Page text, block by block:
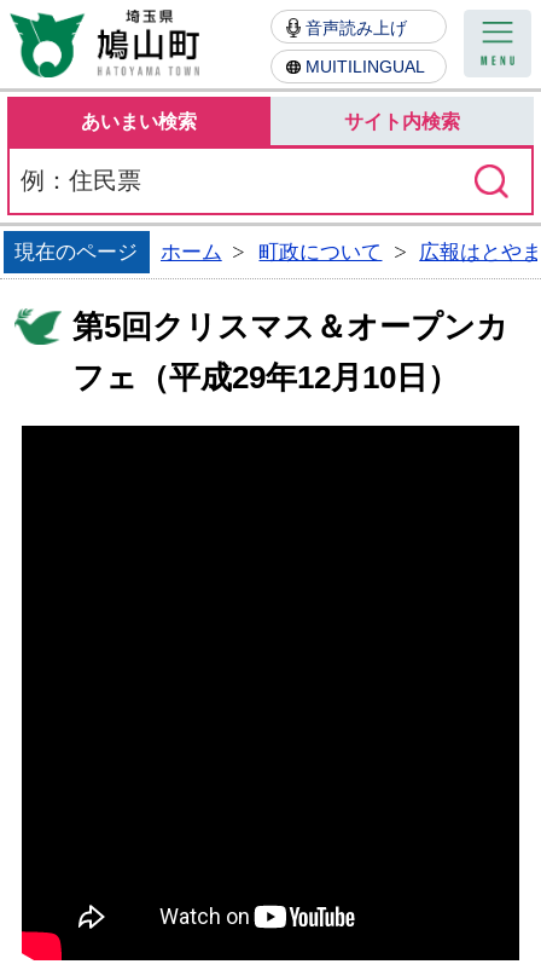
鳩山町
音声読み上げ
MUITILINGUAL
あいまい検索 サイト内検索
現在のページ ホーム 町政について 広報はとや
第5回クリスマス＆オープンカ
フェ（平成29年12月10日）